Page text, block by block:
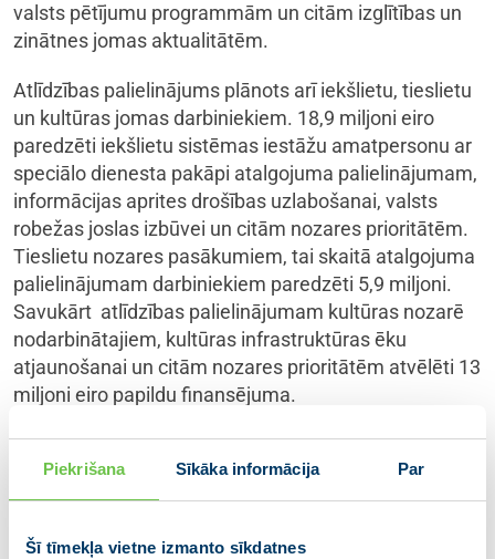
Piekrišana Sīkāka informācija Par
Šī tīmekļa vietne izmanto sīkdatnes
valsts pētījumu programmām un citām izglītības un
zinātnes jomas aktualitātēm.
Atlīdzības palielinājums plānots arī iekšlietu, tieslietu
un kultūras jomas darbiniekiem. 18,9 miljoni eiro
paredzēti iekšlietu sistēmas iestāžu amatpersonu ar
speciālo dienesta pakāpi atalgojuma palielinājumam,
informācijas aprites drošības uzlabošanai, valsts
robežas joslas izbūvei un citām nozares prioritātēm.
Tieslietu nozares pasākumiem, tai skaitā atalgojuma
palielinājumam darbiniekiem paredzēti 5,9 miljoni.
Savukārt atlīdzības palielinājumam kultūras nozarē
nodarbinātajiem, kultūras infrastruktūras ēku
atjaunošanai un citām nozares prioritātēm atvēlēti 13
miljoni eiro papildu finansējuma.
Papildu 7,9 miljoni eiro novirzīti autoceļu sakārtošanai
un elektronisko sakaru attīstībai. 5,9 miljonus eiro
paredzēts piešķirt mediju darbības pilnveidošanai, tai